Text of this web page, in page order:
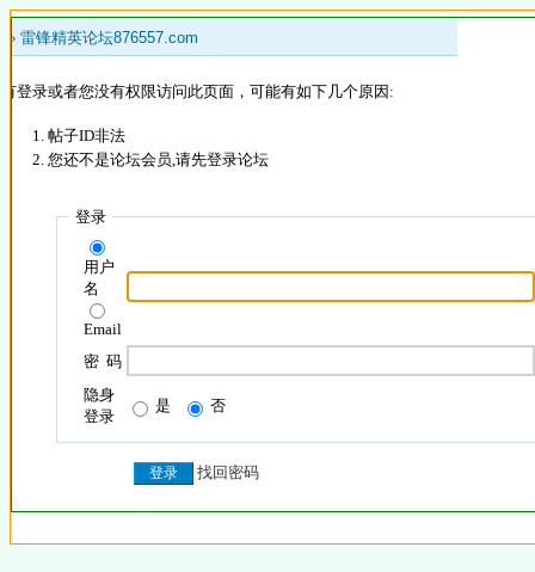
» 雷锋精英论坛876557.com
登录或者您没有权限访问此页面，可能有如下几个原因:
帖子ID非法
您还不是论坛会员,请先登录论坛
登录
用户
名
Email
密 码
隐身
登录
是 否
找回密码